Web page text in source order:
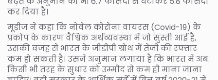
कर दिया है।
मूडीज ने कहा कि नोवेल कोरोना वायरस (Covid-19) के
प्रकोप के कारण वैश्विक अर्थव्यवस्था में जो सुस्ती आई है,
उसकी वजह से भारत के जीडीपी ग्रोथ में तेजी की रफ्तार
कम हो सकती है। उसने अनुमान लगाया है कि भारत में अब
किसी भी तरह के सुधार को उम्मीद से कम ही माना जाना